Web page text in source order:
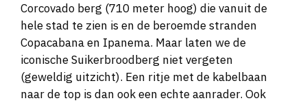
Corcovado berg (710 meter hoog) die vanuit de
hele stad te zien is en de beroemde stranden
Copacabana en Ipanema. Maar laten we de
iconische Suikerbroodberg niet vergeten
(geweldig uitzicht). Een ritje met de kabelbaan
naar de top is dan ook een echte aanrader. Ook